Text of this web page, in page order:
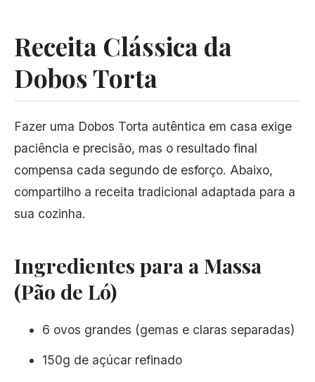
Receita Clássica da
Dobos Torta
Fazer uma Dobos Torta autêntica em casa exige
paciência e precisão, mas o resultado final
compensa cada segundo de esforço. Abaixo,
compartilho a receita tradicional adaptada para a
sua cozinha.
Ingredientes para a Massa
(Pão de Ló)
6 ovos grandes (gemas e claras separadas)
150g de açúcar refinado